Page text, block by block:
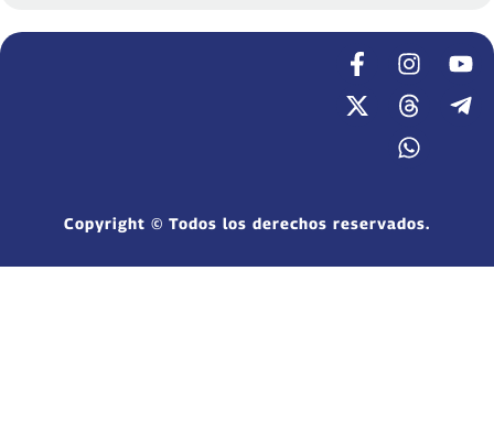
Copyright © Todos los derechos reservados.